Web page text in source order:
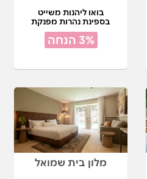
בואו ליהנות משייט
בספינת נהרות מפנקת
3% הנחה
מלון בית שמואל